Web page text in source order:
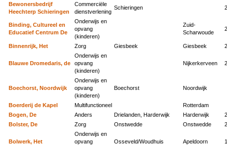
Bewonersbedrijf
Heechterp Schieringen
Commerciële
dienstverlening
Schieringen
Binding, Cultureel en
Educatief Centrum De
Onderwijs en
opvang
(kinderen)
Zuid-
Scharwoude
Binnenrijk, Het Zorg Giesbeek Giesbeek
Blauwe Dromedaris, de
Onderwijs en
opvang
(kinderen)
Nijkerkerveen
Boechorst, Noordwijk
Onderwijs en
opvang
(kinderen)
Boechorst Noordwijk
Boerderij de Kapel Multifunctioneel
Rotterdam
Bogen, De
Anders Drielanden, Harderwijk Harderwijk
Bolster, De
Zorg Onstwedde Onstwedde
Bolwerk, Het
Onderwijs en
opvang
Osseveld/Woudhuis Apeldoorn